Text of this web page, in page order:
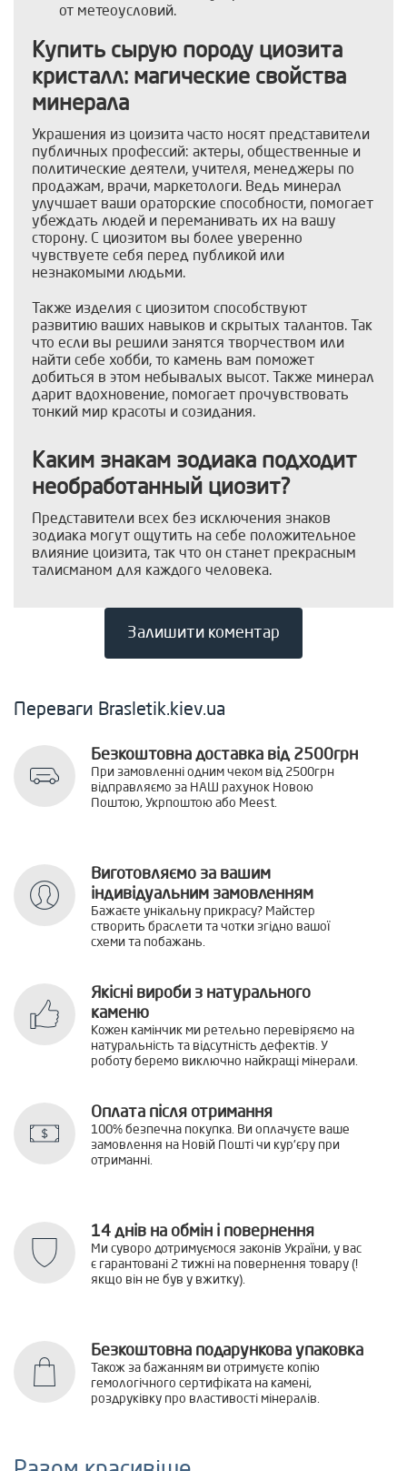
от метеоусловий.
Купить сырую породу циозита
кристалл: магические свойства
минерала
Украшения из цоизита часто носят представители
публичных профессий: актеры, общественные и
политические деятели, учителя, менеджеры по
продажам, врачи, маркетологи. Ведь минерал
улучшает ваши ораторские способности, помогает
убеждать людей и переманивать их на вашу
сторону. С циозитом вы более уверенно
чувствуете себя перед публикой или
незнакомыми людьми.
Также изделия с циозитом способствуют
развитию ваших навыков и скрытых талантов. Так
что если вы решили занятся творчеством или
найти себе хобби, то камень вам поможет
добиться в этом небывалых высот. Также минерал
дарит вдохновение, помогает прочувствовать
тонкий мир красоты и созидания.
Каким знакам зодиака подходит
необработанный циозит?
Представители всех без исключения знаков
зодиака могут ощутить на себе положительное
влияние цоизита, так что он станет прекрасным
талисманом для каждого человека.
Залишити коментар
Переваги Brasletik.kiev.ua
Безкоштовна доставка від 2500грн
При замовленні одним чеком від 2500грн
відправляємо за НАШ рахунок Новою
Поштою, Укрпоштою або Meest.
Виготовляємо за вашим
індивідуальним замовленням
Бажаєте унікальну прикрасу? Майстер
створить браслети та чотки згідно вашої
схеми та побажань.
Якісні вироби з натурального
каменю
Кожен камінчик ми ретельно перевіряємо на
натуральність та відсутність дефектів. У
роботу беремо виключно найкращі мінерали.
Оплата після отримання
100% безпечна покупка. Ви оплачуєте ваше
замовлення на Новій Пошті чи кур'єру при
отриманні.
14 днів на обмін і повернення
Ми суворо дотримуємося законів України, у вас
є гарантовані 2 тижні на повернення товару (!
якщо він не був у вжитку).
Безкоштовна подарункова упаковка
Також за бажанням ви отримуєте копію
гемологічного сертифіката на камені,
роздруківку про властивості мінералів.